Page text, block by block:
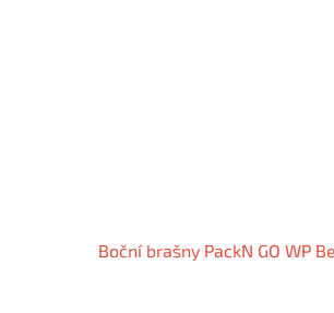
Boční brašny Pack´N GO WP